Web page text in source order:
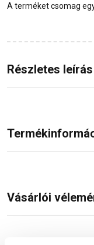
A terméket csomag
Részletes leírás
Vásárlói